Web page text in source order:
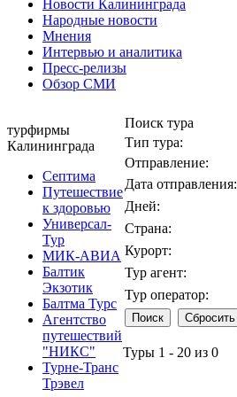
Новости Калининграда
Народные новости
Мнения
Интервью и аналитика
Пресс-релизы
Обзор СМИ
турфирмы
Калининграда
Септима
Путешествие
к здоровью
Универсал-
Тур
МИК-АВИА
Балтик
Экзотик
Балтма Турс
Агентство
путешествий
"НИКС"
Турне-Транс
Трэвел
Поиск тура
Тип тура:
Отправление:
Дата отправления:
Дней:
Страна:
Курорт:
Тур агент:
Тур оператор:
Туры 1 - 20 из 0